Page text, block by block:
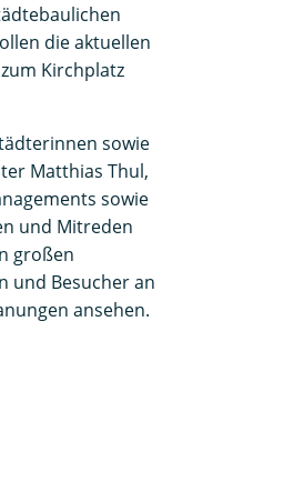
die aktuellen
Kirchplatz
sowie
Matthias Thul,
sowie
und Mitreden
großen
und Besucher an
ansehen.